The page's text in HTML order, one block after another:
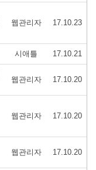
웹관리자 17.10.23
시애틀 17.10.21
웹관리자 17.10.20
웹관리자 17.10.20
웹관리자 17.10.20